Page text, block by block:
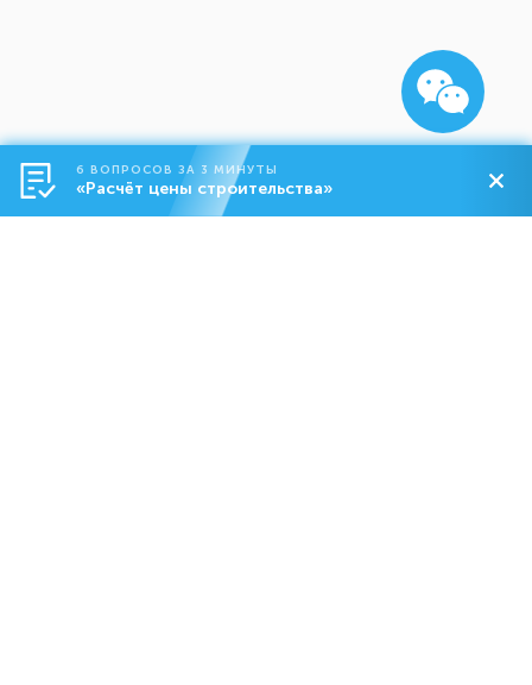
6 ВОПРОСОВ ЗА 3 МИНУТЫ
«Расчёт цены строительства»